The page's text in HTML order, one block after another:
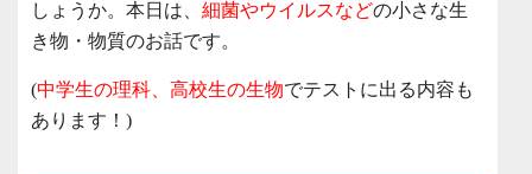
しょうか。本日は、 細菌やウイルスなどの小さな生
き物・物質のお話です。
(中学生の理科、高校生の生物でテストに出る内容も
あります！)